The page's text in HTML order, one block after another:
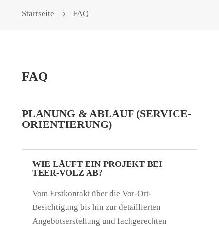
Startseite FAQ
FAQ
PLANUNG & ABLAUF (SERVICE-
ORIENTIERUNG)
WIE LÄUFT EIN PROJEKT BEI
TEER-VOLZ AB?
Vom Erstkontakt über die Vor-Ort-
Besichtigung bis hin zur detaillierten
Angebotserstellung und fachgerechten